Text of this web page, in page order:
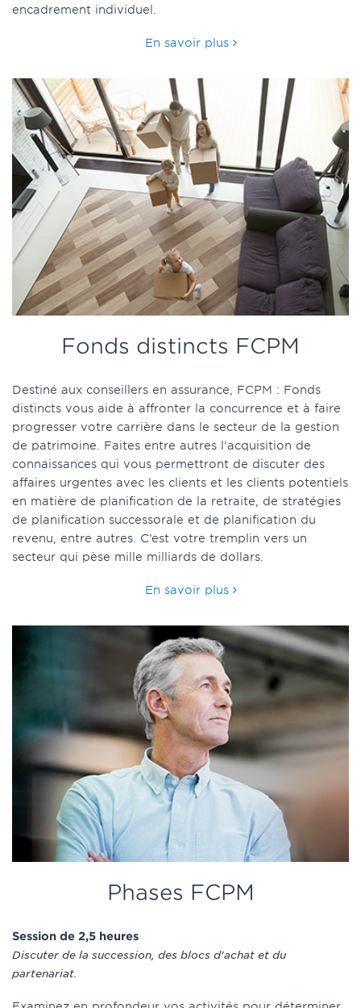
encadrement individuel.
En savoir plus
Fonds distincts FCPM
Destiné aux conseillers en assurance, FCPM : Fonds
distincts vous aide à affronter la concurrence et à faire
progresser votre carrière dans le secteur de la gestion
de patrimoine. Faites entre autres l’acquisition de
connaissances qui vous permettront de discuter des
affaires urgentes avec les clients et les clients potentiels
en matière de planification de la retraite, de stratégies
de planification successorale et de planification du
revenu, entre autres. C’est votre tremplin vers un
secteur qui pèse mille milliards de dollars.
En savoir plus
Phases FCPM
Session de 2,5 heures
Discuter de la succession, des blocs d'achat et du
partenariat.